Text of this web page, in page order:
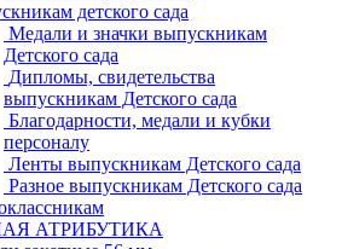
детского сада
Медали и значки выпускникам
Детского сада
Дипломы, свидетельства
выпускникам Детского сада
Благодарности, медали и кубки
персоналу
Ленты выпускникам Детского сада
Разное выпускникам Детского сада
АТРИБУТИКА